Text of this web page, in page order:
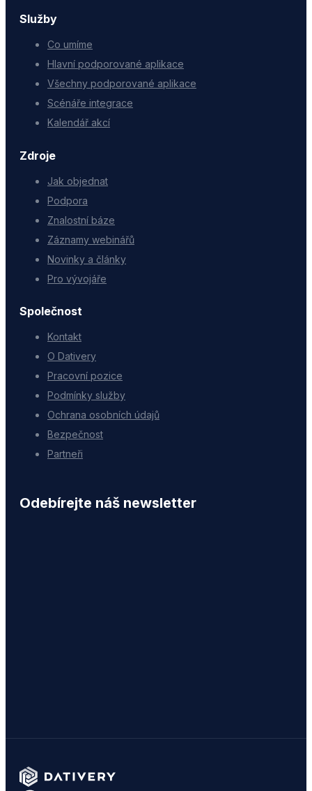
Služby
Co umíme
Hlavní podporované aplikace
Všechny podporované aplikace
Scénáře integrace
Kalendář akcí
Zdroje
Jak objednat
Podpora
Znalostní báze
Záznamy webinářů
Novinky a články
Pro vývojáře
Společnost
Kontakt
O Dativery
Pracovní pozice
Podmínky služby
Ochrana osobních údajů
Bezpečnost
Partneři
Odebírejte náš newsletter